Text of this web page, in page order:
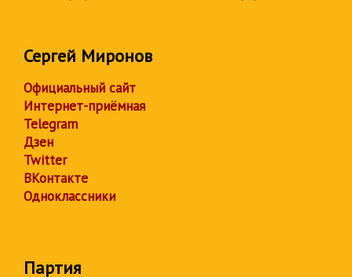
Сергей Миронов
Официальный сайт
Интернет-приёмная
Telegram
Дзен
Twitter
ВКонтакте
Одноклассники
Партия